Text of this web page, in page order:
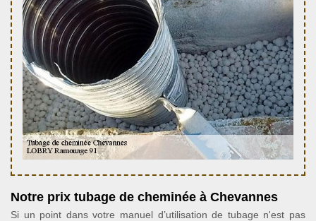
Notre prix tubage de cheminée à Chevannes
Si un point dans votre manuel d’utilisation de tubage n'est pas